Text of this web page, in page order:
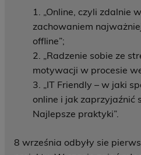
„Online, czyli zdalnie
zachowaniem
offline”;
2. „Radzenie sobie ze
motywacji w procesie
3. „IT Friendly – w jaki
online i jak zaprzyjaźnić
Najlepsze praktyki”.
8 września odbyły sie